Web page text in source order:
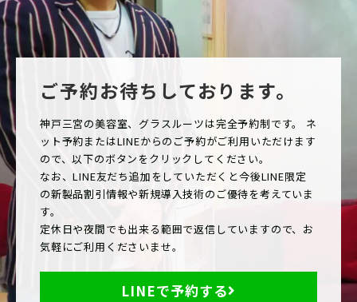
ご予約お待ちしております。
神戸三宮の美容室、グラスルーツは完全予約制です。 ネ
ット予約またはLINEからのご予約がご利用いただけます
ので、以下のボタンをクリックしてください。
なお、LINE友だち追加をしていただくと今後LINE限定
の新製品割引情報や新規導入技術のご優待を考えていま
す。
定休日や夜間でも出来る範囲で返信していますので、お
気軽にご利用くださいませ。
LINEで予約する